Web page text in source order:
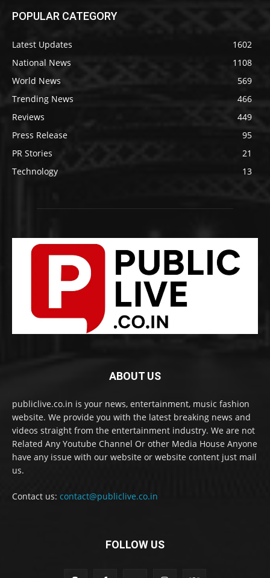
POPULAR CATEGORY
Latest Updates
1602
National News
1108
World News
569
Trending News
466
Reviews
449
Press Release
95
PR Stories
21
Technology
13
ABOUT US
publiclive.co.in is your news, entertainment, music fashion
website. We provide you with the latest breaking news and
videos straight from the entertainment industry. We are not
Related Any Youtube Channel Or other Media House Anyone
have any issue with our website or website content just mail
us.
Contact us: contact@publiclive.co.in
FOLLOW US